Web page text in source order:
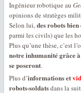
Ingénieur robotique au
opinions de stratèges
Selon lui,des robots
parmi les civils) que les
Plus qu’une thèse, c’est
notre inhumanité grâce
se poseront.
Plus d’informations et
robots-soldatsdans la